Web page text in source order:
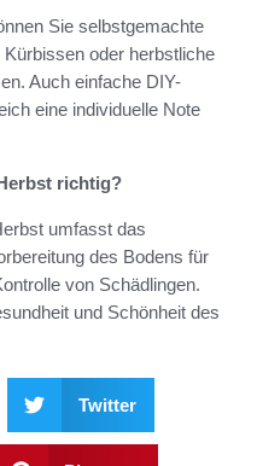
Sie selbstgemachte
oder herbstliche
Auch einfache DIY-
eine individuelle Note
richtig?
umfasst das
des Bodens für
von Schädlingen.
und Schönheit des
Twitter